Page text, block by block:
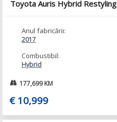
Toyota Auris Hybrid Restyling
Anul fabricării:
2017
Combustibil:
Hybrid
177,699 KM
€ 10,999